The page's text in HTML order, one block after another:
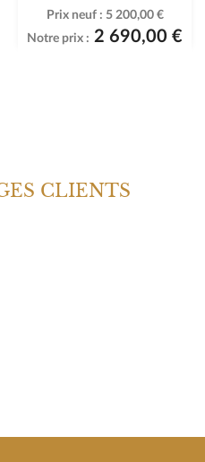
Prix neuf : 5 200,00 €
Notre prix : 2 690,00 €
CLIENTS